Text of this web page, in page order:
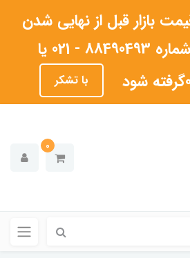
بازار قبل از نهایی شدن
خرید حتما با شماره 88490493 - 021 یا
با تشکر
0